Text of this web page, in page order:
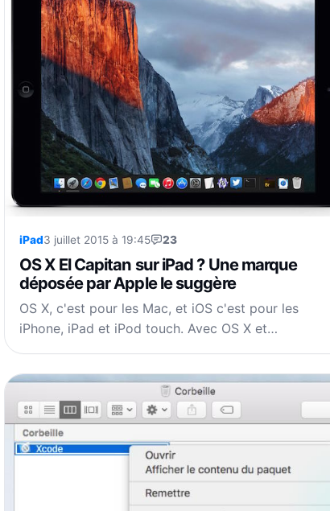
iPad3 juillet 2015 à 19:45 23
OS X El Capitan sur iPad ? Une marque
déposée par Apple le suggère
OS X, c'est pour les Mac, et iOS c'est pour les
iPhone, iPad et iPod touch. Avec OS X et…